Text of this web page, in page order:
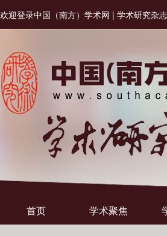
欢迎登录中国（南方）学术网 | 学术研究杂
首页 学术聚焦